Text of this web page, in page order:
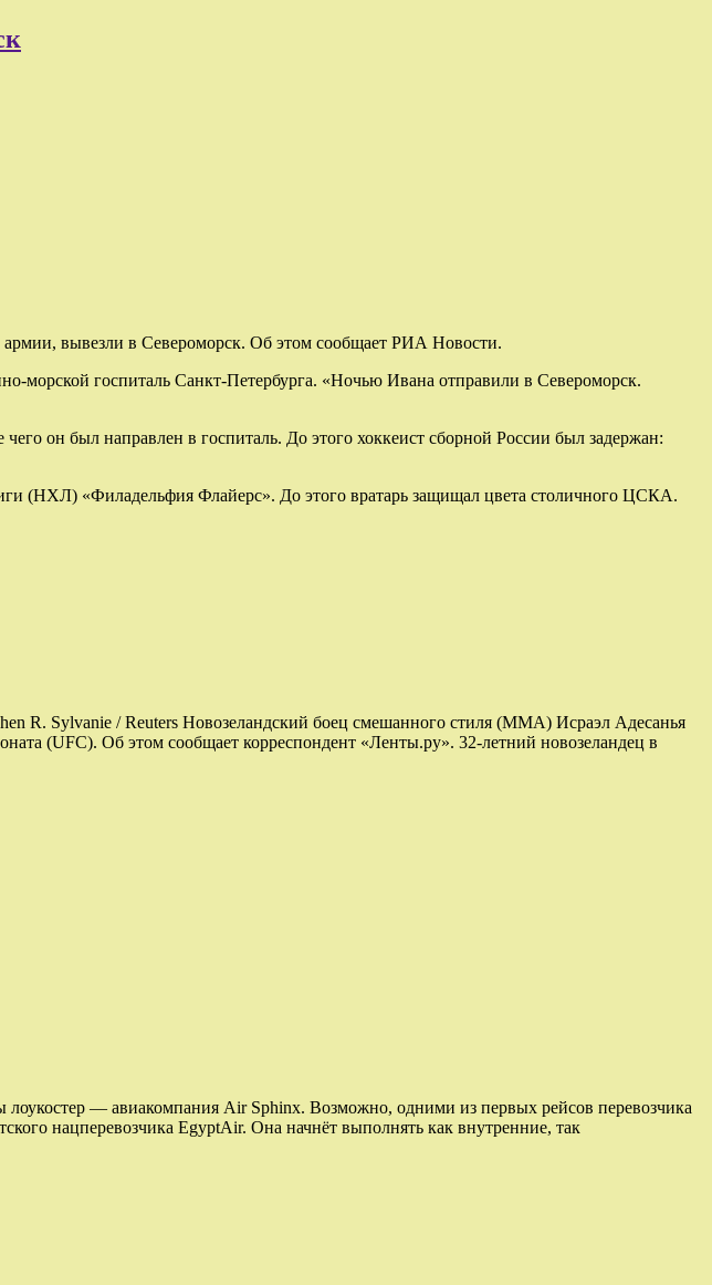
армии, вывезли в Североморск. Об этом сообщает РИА Новости.
морской госпиталь Санкт-Петербурга. «Ночью Ивана отправили в Североморск.
он был направлен в госпиталь. До этого хоккеист сборной России был задержан:
(НХЛ) «Филадельфия Флайерс». До этого вратарь защищал цвета столичного ЦСКА.
R. Sylvanie / Reuters Новозеландский боец смешанного стиля (MMA) Исраэл Адесанья
(UFC). Об этом сообщает корреспондент «Ленты.ру». 32-летний новозеландец в
— авиакомпания Air Sphinx. Возможно, одними из первых рейсов перевозчика
нацперевозчика EgyptAir. Она начнёт выполнять как внутренние, так